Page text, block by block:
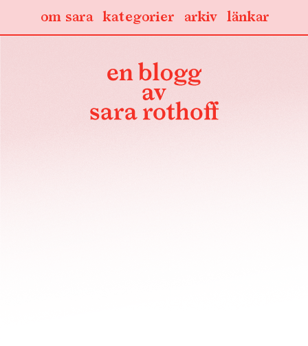
länkar
arkiv
kategorier
om sara